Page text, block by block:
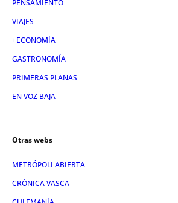
PENSAMIENTO
VIAJES
+ECONOMÍA
GASTRONOMÍA
PRIMERAS PLANAS
EN VOZ BAJA
Otras webs
METRÓPOLI ABIERTA
CRÓNICA VASCA